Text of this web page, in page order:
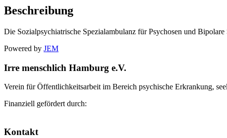
Beschreibung
Die Sozialpsychiatrische Spezialambulanz für Psychosen und
Powered by JEM
Irre menschlich Hamburg e.V.
Verein für Öffentlichkeitsarbeit im Bereich psychische Erkrankung,
Finanziell gefördert durch:
Kontakt